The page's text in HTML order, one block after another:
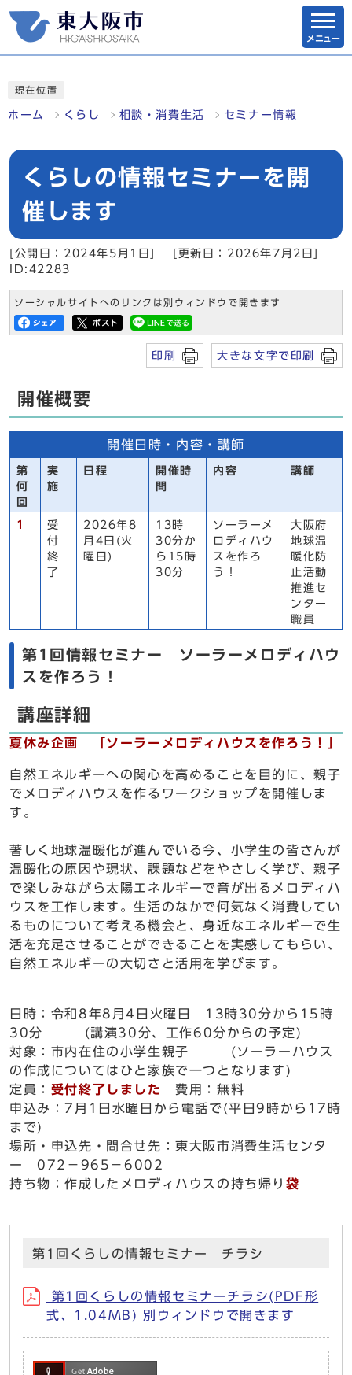
メニュー
現在位置
ホーム くらし 相談・消費生活 セミナー情報
くらしの情報セミナーを開
催します
[公開日：2024年5月1日]
[更新日：2026年7月2日]
ID:42283
ソーシャルサイトへのリンクは別ウィンドウで開きます
印刷 大きな文字で印刷
開催概要
開催日時・内容・講師
第
何
回
実
施
日程
開催時
間
内容 講師
1
受
付
終
了
2026年8
月4日(火
曜日)
13時
30分か
ら15時
30分
ソーラーメ
ロディハウ
スを作ろ
う！
大阪府
地球温
暖化防
止活動
推進セ
ンター
職員
第1回情報セミナー ソーラーメロディハウ
スを作ろう！
講座詳細
夏休み企画 「ソーラーメロディハウスを作ろう！」
自然エネルギーへの関心を高めることを目的に、親子
でメロディハウスを作るワークショップを開催しま
す。
著しく地球温暖化が進んでいる今、小学生の皆さんが
温暖化の原因や現状、課題などをやさしく学び、親子
で楽しみながら太陽エネルギーで音が出るメロディハ
ウスを工作します。生活のなかで何気なく消費してい
るものについて考える機会と、身近なエネルギーで生
活を充足させることができることを実感してもらい、
自然エネルギーの大切さと活用を学びます。
日時：令和8年8月4日火曜日 13時30分から15時
30分 (講演30分、工作60分からの予定)
対象：市内在住の小学生親子 (ソーラーハウス
の作成についてはひと家族で一つとなります)
定員： 受付終了しました
費用：無料
申込み：7月1日水曜日から電話で(平日9時から17時
まで)
場所・申込先・問合せ先：東大阪市消費生活センタ
ー 072－965－6002
持ち物：作成したメロディハウスの持ち帰り袋
第1回くらしの情報セミナー チラシ
第1回くらしの情報セミナーチラシ(PDF形
式、1.04MB) 別ウィンドウで開きます